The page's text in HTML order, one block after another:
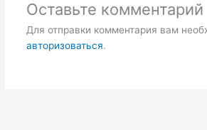
Оставьте комментарий
Для отправки комментария вам
авторизоваться.